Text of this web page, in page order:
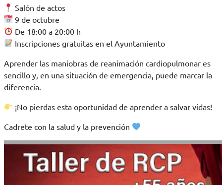
Salón de actos
9 de octubre
De 18:00 a 20:00 h
Inscripciones gratuitas en el Ayuntamiento
Aprender las maniobras de reanimación cardiopulmonar es
sencillo y, en una situación de emergencia, puede marcar la
diferencia.
¡No pierdas esta oportunidad de aprender a salvar vidas!
Cadrete con la salud y la prevención